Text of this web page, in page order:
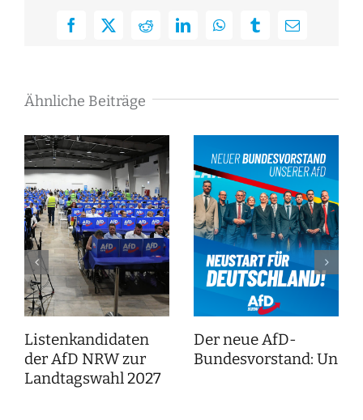
Facebook
X RedditLinkedInWhatsAppTumblrE-
Ähnliche Beiträge
Listenkandidaten
der AfD NRW zur
Landtagswahl 2027
Der neue AfD-
Bundesvorstand: